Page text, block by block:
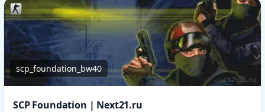
scp_foundation_bw40
SCP Foundation | Next21.ru